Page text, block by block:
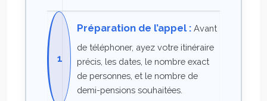
Préparation de l’appel : Avant
de téléphoner, ayez votre itinéraire
précis, les dates, le nombre exact
de personnes, et le nombre de
demi-pensions souhaitées.